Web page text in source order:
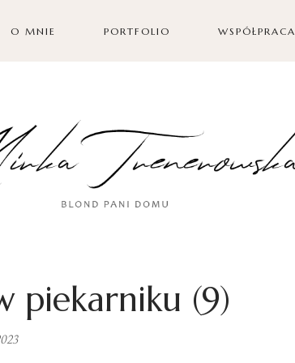
O MNIE PORTFOLIO WSPÓŁPRACA
piekarniku (9)